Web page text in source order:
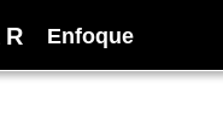
R Enfoque